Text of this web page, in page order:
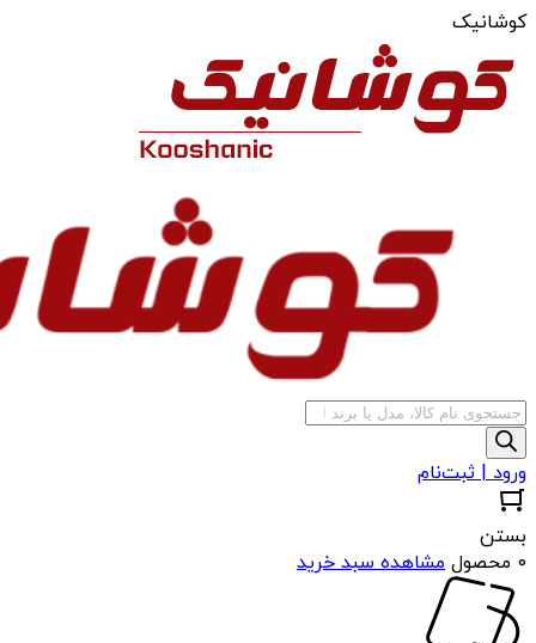
کوشانیک
جستجوی
محصولات
ورود | ثبت‌نام
بستن
0 محصول
مشاهده سبد خرید